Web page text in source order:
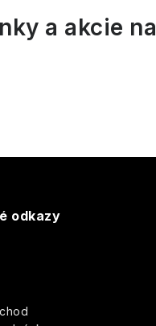
a akcie na
odkazy